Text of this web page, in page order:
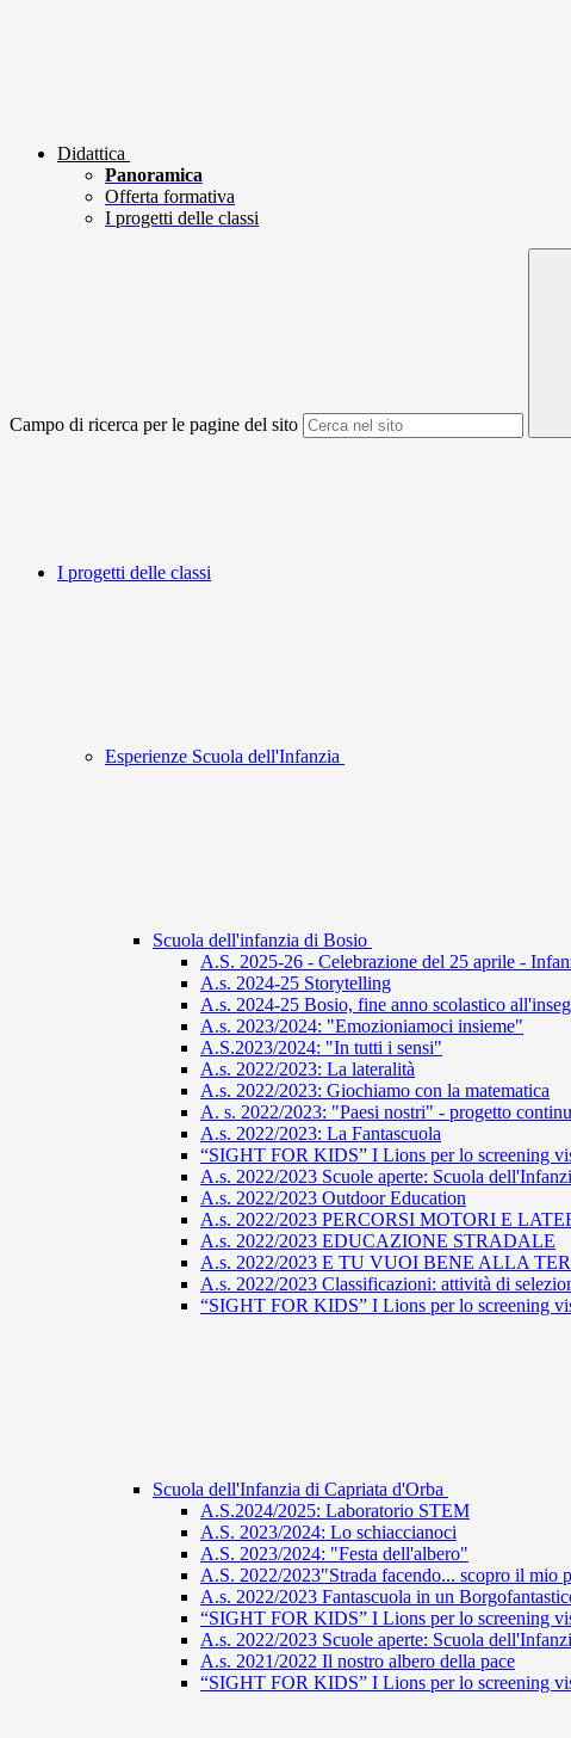
Didattica
Panoramica
Offerta formativa
I progetti delle classi
Campo di ricerca per le pagine del sito
I progetti delle classi
Esperienze Scuola dell'Infanzia
Scuola dell'infanzia di Bosio
A.S. 2025-26 - Celebrazione del 25 aprile -
A.s. 2024-25 Storytelling
A.s. 2024-25 Bosio, fine anno scolastico
A.s. 2023/2024: "Emozioniamoci insieme"
A.S.2023/2024: "In tutti i sensi"
A.s. 2022/2023: La lateralità
A.s. 2022/2023: Giochiamo con la matematica
A. s. 2022/2023: "Paesi nostri" - progetto
A.s. 2022/2023: La Fantascuola
“SIGHT FOR KIDS” I Lions per lo screening
A.s. 2022/2023 Scuole aperte: Scuola
A.s. 2022/2023 Outdoor Education
A.s. 2022/2023 PERCORSI MOTORI E
A.s. 2022/2023 EDUCAZIONE STRADALE
A.s. 2022/2023 E TU VUOI BENE ALLA
A.s. 2022/2023 Classificazioni: attività di
“SIGHT FOR KIDS” I Lions per lo screening
Scuola dell'Infanzia di Capriata d'Orba
A.S.2024/2025: Laboratorio STEM
A.S. 2023/2024: Lo schiaccianoci
A.S. 2023/2024: "Festa dell'albero"
A.S. 2022/2023"Strada facendo... scopro il mio
A.s. 2022/2023 Fantascuola in un
“SIGHT FOR KIDS” I Lions per lo screening
A.s. 2022/2023 Scuole aperte: Scuola
A.s. 2021/2022 Il nostro albero della pace
“SIGHT FOR KIDS” I Lions per lo screening